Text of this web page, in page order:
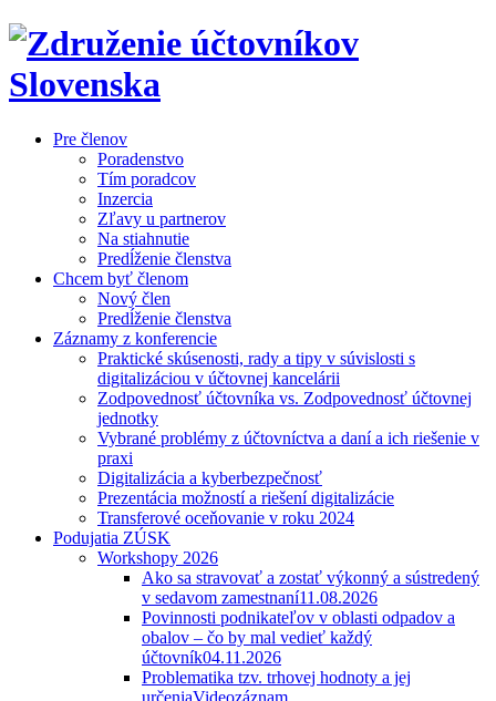
Pre členov
Poradenstvo
Tím poradcov
Inzercia
Zľavy u partnerov
Na stiahnutie
Predĺženie členstva
Chcem byť členom
Nový člen
Predĺženie členstva
Záznamy z konferencie
Praktické skúsenosti, rady a tipy v súvislosti s
digitalizáciou v účtovnej kancelárii
Zodpovednosť účtovníka vs. Zodpovednosť účtovnej
jednotky
Vybrané problémy z účtovníctva a daní a ich riešenie v
praxi
Digitalizácia a kyberbezpečnosť
Prezentácia možností a riešení digitalizácie
Transferové oceňovanie v roku 2024
Podujatia ZÚSK
Workshopy 2026
Ako sa stravovať a zostať výkonný a sústredený
v sedavom zamestnaní11.08.2026
Povinnosti podnikateľov v oblasti odpadov a
obalov – čo by mal vedieť každý
účtovník04.11.2026
Problematika tzv. trhovej hodnoty a jej
určeniaVideozáznam